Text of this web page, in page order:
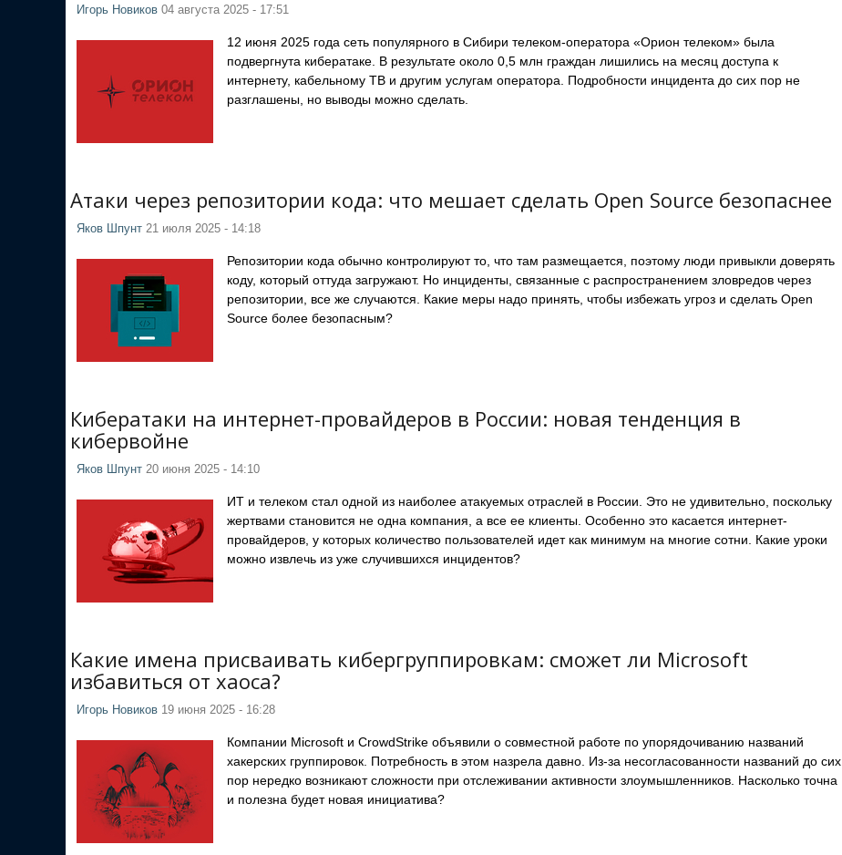
Игорь Новиков 04 августа 2025 - 17:51
12 июня 2025 года сеть популярного в Сибири телеком-оператора «Орион телеком» была
подвергнута кибератаке. В результате около 0,5 млн граждан лишились на месяц доступа к
интернету, кабельному ТВ и другим услугам оператора. Подробности инцидента до сих пор не
разглашены, но выводы можно сделать.
Атаки через репозитории кода: что мешает сделать Open Source безопаснее
Яков Шпунт 21 июля 2025 - 14:18
Репозитории кода обычно контролируют то, что там размещается, поэтому люди привыкли доверять
коду, который оттуда загружают. Но инциденты, связанные с распространением зловредов через
репозитории, все же случаются. Какие меры надо принять, чтобы избежать угроз и сделать Open
Source более безопасным?
Кибератаки на интернет-провайдеров в России: новая тенденция в
кибервойне
Яков Шпунт 20 июня 2025 - 14:10
ИТ и телеком стал одной из наиболее атакуемых отраслей в России. Это не удивительно, поскольку
жертвами становится не одна компания, а все ее клиенты. Особенно это касается интернет-
провайдеров, у которых количество пользователей идет как минимум на многие сотни. Какие уроки
можно извлечь из уже случившихся инцидентов?
Какие имена присваивать кибергруппировкам: сможет ли Microsoft
избавиться от хаоса?
Игорь Новиков 19 июня 2025 - 16:28
Компании Microsoft и CrowdStrike объявили о совместной работе по упорядочиванию названий
хакерских группировок. Потребность в этом назрела давно. Из-за несогласованности названий до сих
пор нередко возникают сложности при отслеживании активности злоумышленников. Насколько точна
и полезна будет новая инициатива?